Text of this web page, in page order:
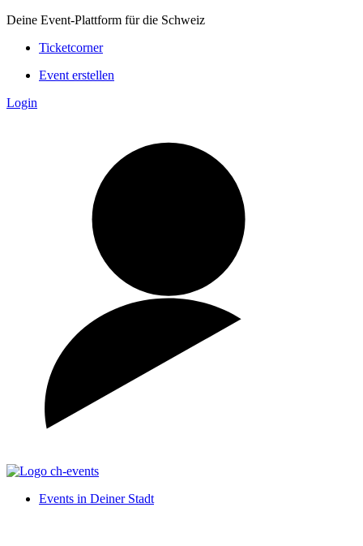
Deine Event-Plattform für die Schweiz
Ticketcorner
Event erstellen
Login
Events in Deiner Stadt